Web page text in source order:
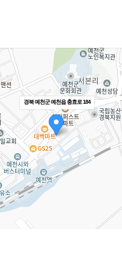
경북 예천군 예천읍 충효로 184